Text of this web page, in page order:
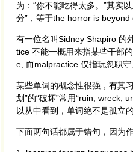
为：“你不能吃得太多。”其实
分”，等于the horror is beyond
有一位名叫Sidney Shapiro 的
tice 不能一概用来指某些干部
e, 而malpractice 仅指玩忽职守
某些单词的概念性很强，有其
划”的“破坏”常用“ruin, wreck,
以从中看到，单词绝不是孤立
下面两句话都属于错句，因为